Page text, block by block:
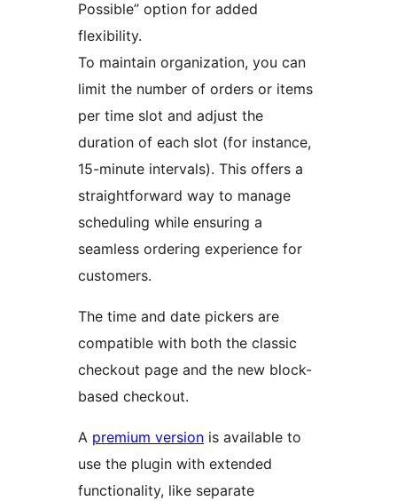
Possible” option for added
flexibility.
To maintain organization, you can
limit the number of orders or items
per time slot and adjust the
duration of each slot (for instance,
15-minute intervals). This offers a
straightforward way to manage
scheduling while ensuring a
seamless ordering experience for
customers.
The time and date pickers are
compatible with both the classic
checkout page and the new block-
based checkout.
A premium version is available to
use the plugin with extended
functionality, like separate